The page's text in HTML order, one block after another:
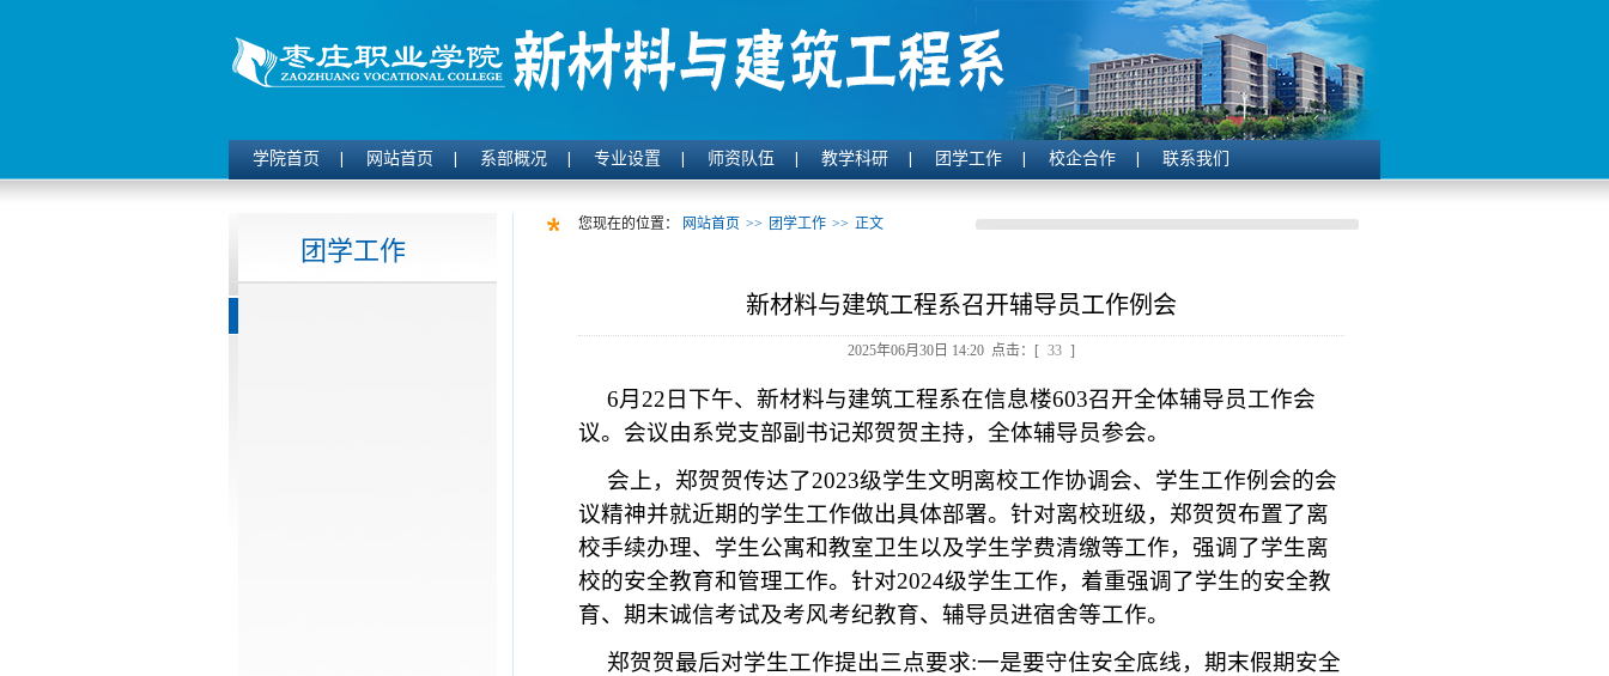
学院首页 网站首页 系部概况 专业设置 师资队伍 教学科研 团学工作 校企合作 联系我们
团学工作
您现在的位置： 网站首页 >> 团学工作 >> 正文
新材料与建筑工程系召开辅导员工作例会
2025年06月30日 14:20 点击：[ 33 ]
6月22日下午、新材料与建筑工程系在信息楼603召开全体辅导员工作会
议。会议由系党支部副书记郑贺贺主持，全体辅导员参会。
会上，郑贺贺传达了2023级学生文明离校工作协调会、学生工作例会的会
议精神并就近期的学生工作做出具体部署。针对离校班级，郑贺贺布置了离
校手续办理、学生公寓和教室卫生以及学生学费清缴等工作，强调了学生离
校的安全教育和管理工作。针对2024级学生工作，着重强调了学生的安全教
育、期末诚信考试及考风考纪教育、辅导员进宿舍等工作。
郑贺贺最后对学生工作提出三点要求:一是要守住安全底线，期末假期安全